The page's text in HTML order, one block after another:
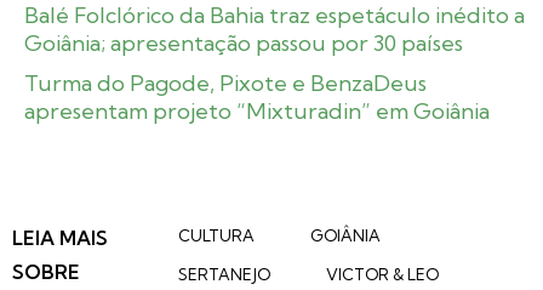
Balé Folclórico da Bahia traz espetáculo inédito a
Goiânia; apresentação passou por 30 países
Turma do Pagode, Pixote e BenzaDeus
apresentam projeto “Mixturadin” em Goiânia
LEIA MAIS
SOBRE
CULTURA
GOIÂNIA
SERTANEJO
VICTOR & LEO